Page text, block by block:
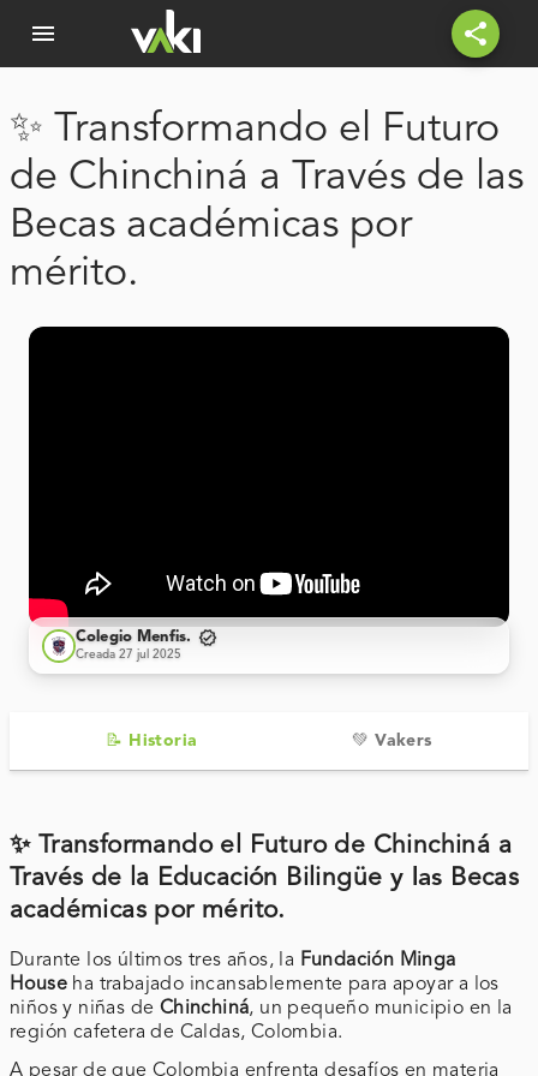
menu share
✨ Transformando el Futuro
de Chinchiná a Través de las
Becas académicas por
mérito.
Colegio Menfis. verified
Creada 27 jul 2025
📝 Historia 💚 Vakers
✨ Transformando el Futuro de Chinchiná a
Través de la Educación Bilingüe y las Becas
académicas por mérito.
Durante los últimos tres años, la Fundación Minga
House ha trabajado incansablemente para apoyar a los
niños y niñas de Chinchiná, un pequeño municipio en la
región cafetera de Caldas, Colombia.
A pesar de que Colombia enfrenta desafíos en materia